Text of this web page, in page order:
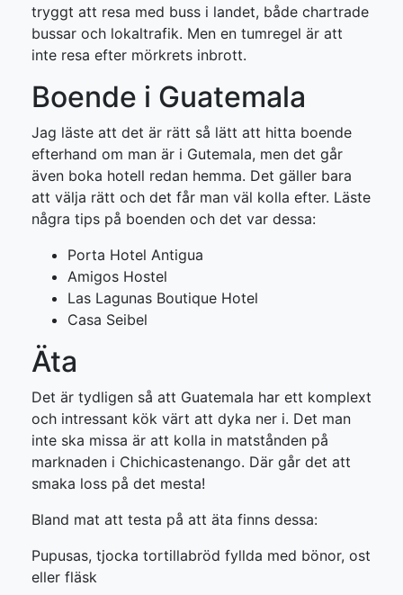
tryggt att resa med buss i landet, både chartrade
bussar och lokaltrafik. Men en tumregel är att
inte resa efter mörkrets inbrott.
Boende i Guatemala
Jag läste att det är rätt så lätt att hitta boende
efterhand om man är i Gutemala, men det går
även boka hotell redan hemma. Det gäller bara
att välja rätt och det får man väl kolla efter. Läste
några tips på boenden och det var dessa:
Porta Hotel Antigua
Amigos Hostel
Las Lagunas Boutique Hotel
Casa Seibel
Äta
Det är tydligen så att Guatemala har ett komplext
och intressant kök värt att dyka ner i. Det man
inte ska missa är att kolla in matstånden på
marknaden i Chichicaste­nango. Där går det att
smaka loss på det mesta!
Bland mat att testa på att äta finns dessa:
Pupusas, tjocka tortilla­bröd fyllda med bönor, ost
eller fläsk